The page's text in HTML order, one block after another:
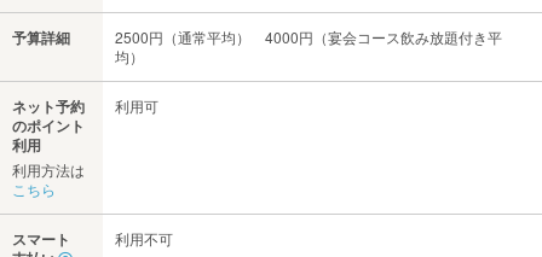
予算詳細
2500円（通常平均） 4000円（宴会コース飲み放題付き平
均）
ネット予約
のポイント
利用
利用方法は
こちら
利用可
スマート
利用不可